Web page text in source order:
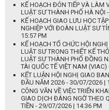
KẾ HOẠCH ĐÓN TIẾP VÀ LÀM
LUẬT SƯ THÀNH PHỐ HÀ
KẾ HOẠCH GIAO LƯU HỌC
NGHIỆP VỚI ĐOÀN LUẬT SƯ
15:57 PM
KẾ HOẠCH TỔ CHỨC HỘI
LUẬT SƯ TRONG THIẾT KẾ
LUẬT SƯ THÀNH PHỐ ĐỒNG
TÀI QUỐC TẾ VIỆT NAM
KẾT LUẬN HỘI NGHỊ GIAO
ĐẦU NĂM 2026 - 30/07/2026 |
CÔNG VĂN VỀ VIỆC TRIỂN
GIAO DỊCH ĐÁNG NGỜ THEO
TIỀN - 29/07/2026 | 14:36 PM